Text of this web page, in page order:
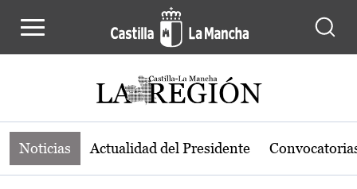
Noticias de la región de Castilla-La
Noticias Actualidad del Presidente